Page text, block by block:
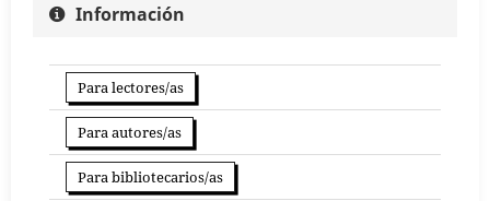
Información
Para lectores/as
Para autores/as
Para bibliotecarios/as